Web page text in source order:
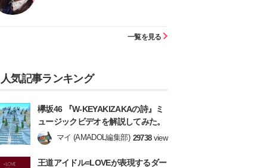
一覧を見る
人気記事ランキング
欅坂46 『W-KEYAKIZAKAの詩』ミ
ュージックビデオを解説してみた。
マイ (AMADOL編集部) 29738view
王道アイドル=LOVEが表現するダー